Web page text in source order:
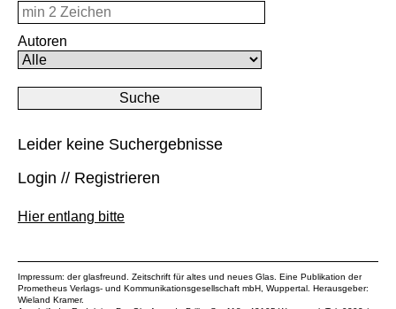
Autoren
Leider keine Suchergebnisse
Login // Registrieren
Hier entlang bitte
Impressum: der glasfreund. Zeitschrift für altes und neues Glas. Eine Publikation der
Prometheus Verlags- und Kommunikationsgesellschaft mbH , Wuppertal. Herausgeber:
Wieland Kramer.